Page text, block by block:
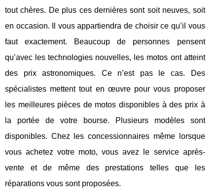
tout chères. De plus ces dernières sont soit neuves, soit
en occasion. Il vous appartiendra de choisir ce qu’il vous
faut exactement. Beaucoup de personnes pensent
qu’avec les technologies nouvelles, les motos ont atteint
des prix astronomiques. Ce n’est pas le cas. Des
spécialistes mettent tout en œuvre pour vous proposer
les meilleures pièces de motos disponibles à des prix à
la portée de votre bourse. Plusieurs modèles sont
disponibles. Chez les concessionnaires même lorsque
vous achetez votre moto, vous avez le service après-
vente et de même des prestations telles que les
réparations vous sont proposées.